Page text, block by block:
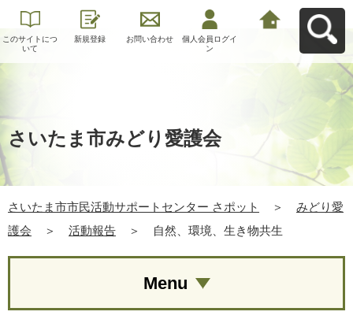
このサイトにつ
いて
新規登録 お問い合わせ
個人会員ログイ
ン
さいたま市みどり愛護会
さいたま市市民活動サポートセンター さポット ＞
みどり愛
護会
＞ 活動報告 ＞ 自然、環境、生き物共生
Menu